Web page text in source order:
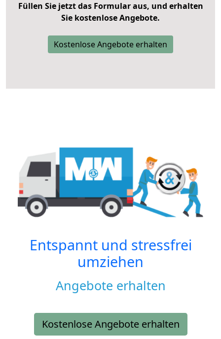
Füllen Sie jetzt das Formular aus, und erhalten
Sie kostenlose Angebote.
Kostenlose Angebote erhalten
Entspannt und stressfrei
umziehen
Angebote erhalten
Kostenlose Angebote erhalten